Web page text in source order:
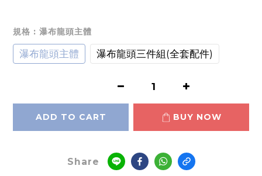
規格 : 瀑布龍頭主體
瀑布龍頭主體 瀑布龍頭三件組(全套配件)
ADD TO CART BUY NOW
Share